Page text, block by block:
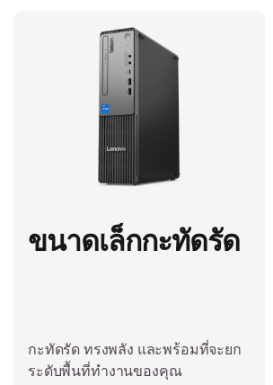
ขนาดเล็กกะทัดรัด
กะทัดรัด ทรงพลัง และพร้อมที่จะยก
ระดับพื้นที่ทำงานของคุณ